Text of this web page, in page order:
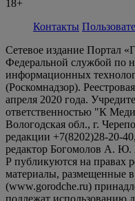
18+
Контакты
Сетевое издание Портал
Федеральной службой по
информационных
(Роскомнадзор).
апреля 2020 года.
ответственностью "К
Вологодская обл., г.
редакции +7(8202)28-20-
редактор Богомолов А. Ю.
Р публикуются на правах
материалы, размещенные
(www.gorodche.ru)
подлежат использованию